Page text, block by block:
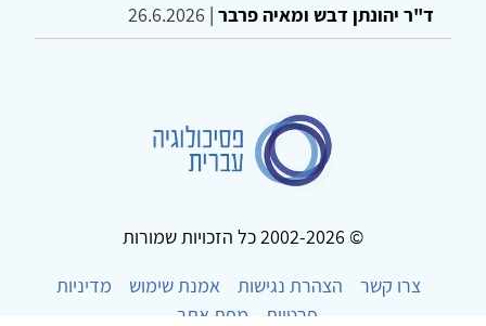
ד"ר יהונתן דבש ומאיה פרבר |
26.6.2026
© 2002-2026 כל הזכויות שמורות
צרו קשר
הצהרת נגישות אמנת שימוש
מדיניות
פרטיות
מפת אתר